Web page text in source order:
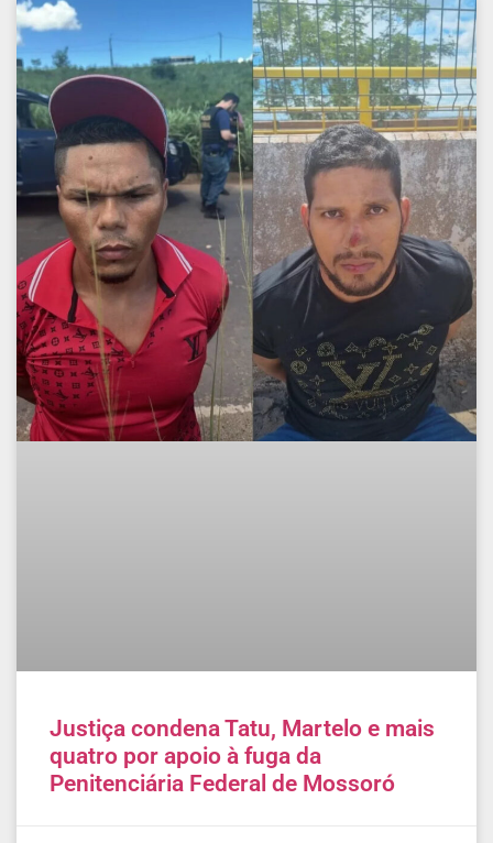
Justiça condena Tatu, Martelo e mais
quatro por apoio à fuga da
Penitenciária Federal de Mossoró